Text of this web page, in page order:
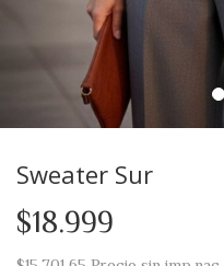
Sweater Sur
$18.999